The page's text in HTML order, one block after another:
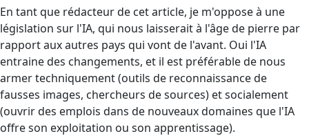
En tant que rédacteur de cet article, je m'oppose à une
législation sur l'IA, qui nous laisserait à l'âge de pierre par
rapport aux autres pays qui vont de l'avant. Oui l'IA
entraine des changements, et il est préférable de nous
armer techniquement (outils de reconnaissance de
fausses images, chercheurs de sources) et socialement
(ouvrir des emplois dans de nouveaux domaines que l'IA
offre son exploitation ou son apprentissage).